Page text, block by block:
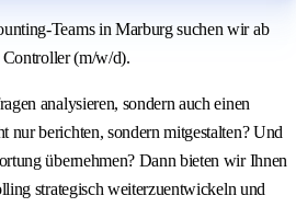
Teams in Marburg suchen wir ab
(m/w/d).
analysieren, sondern auch einen
nur berichten, sondern mitgestalten? Und
übernehmen? Dann bieten wir Ihnen
strategisch weiterzuentwickeln und